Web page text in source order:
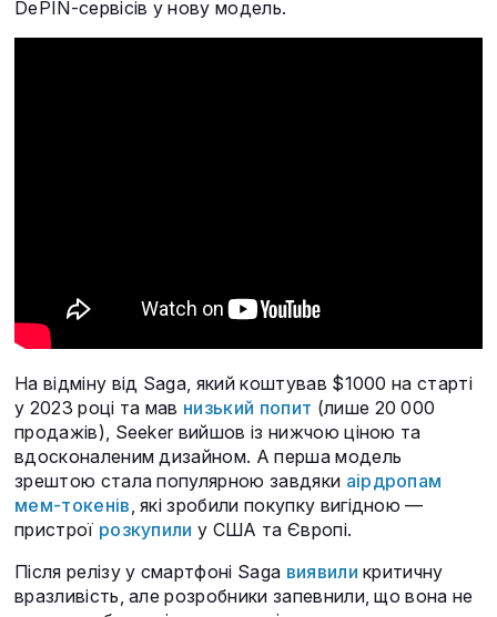
DePIN-сервісів у нову модель.
На відміну від Saga, який коштував $1000 на старті
у 2023 році та мав низький попит (лише 20 000
продажів), Seeker вийшов із нижчою ціною та
вдосконаленим дизайном. А перша модель
зрештою стала популярною завдяки аірдропам
мем-токенів, які зробили покупку вигідною —
пристрої розкупили у США та Європі.
Після релізу у смартфоні Saga виявили критичну
вразливість, але розробники запевнили, що вона не